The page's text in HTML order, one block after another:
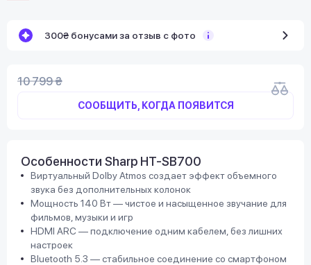
300₴ бонусами за отзыв с фото
10 799 ₴
СООБЩИТЬ, КОГДА ПОЯВИТСЯ
Особенности Sharp HT-SB700
Виртуальный Dolby Atmos создает эффект объемного
звука без дополнительных колонок
Мощность 140 Вт — чистое и насыщенное звучание для
фильмов, музыки и игр
HDMI ARC — подключение одним кабелем, без лишних
настроек
Bluetooth 5.3 — стабильное соединение со смартфоном